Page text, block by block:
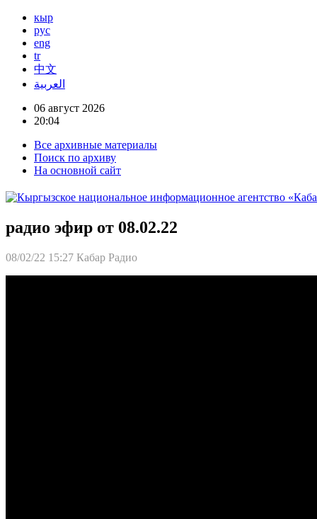
кыр
рус
eng
tr
中文
العربية
06 август 2026
20:04
Все архивные материалы
Поиск по архиву
На основной сайт
радио эфир от 08.02.22
08/02/22 15:27 Кабар Радио